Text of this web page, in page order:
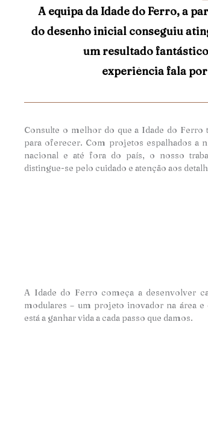
A equipa da Idade do Ferro, a
do desenho inicial conseguiu
um resultado
experiência fala
Consulte o melhor do que a Idade do Ferro
para oferecer. Com projetos espalhados a
nacional e até fora do país, o nosso
distingue-se pelo cuidado e atenção aos
A Idade do Ferro começa a desenvolver
modulares – um projeto inovador na área e
está a ganhar vida a cada passo que damos.